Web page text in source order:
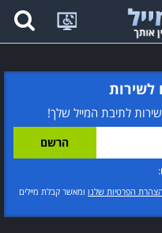
לשירות
לתיבת המייל שלך!
הצהרת הפרטיות שלנו ומאשר קבלת מיילים